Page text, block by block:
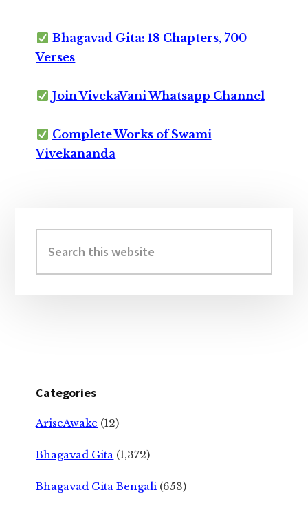
Bhagavad Gita: 18 Chapters, 700
Verses
Join VivekaVani Whatsapp Channel
Complete Works of Swami
Vivekananda
Sidebar
this
website
Categories
AriseAwake (12)
Bhagavad Gita (1,372)
Bhagavad Gita Bengali (653)